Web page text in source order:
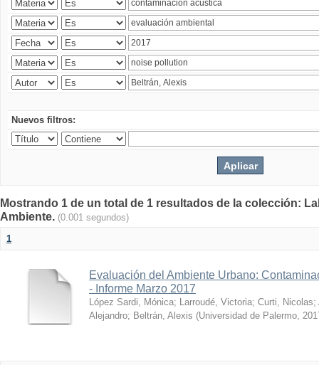
Nuevos filtros:
Mostrando 1 de un total de 1 resultados de la colección:
Ambiente. (0.001 segundos)
1
Evaluación del Ambiente Urbano:
- Informe Marzo 2017
López Sardi, Mónica; Larroudé, Victoria; Curti, Nicolas;
Alejandro; Beltrán, Alexis (Universidad de Palermo,